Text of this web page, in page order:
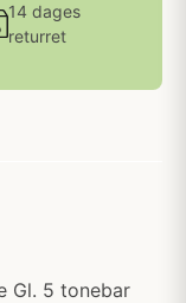
14 dages
returret
Gl. 5 tonebar